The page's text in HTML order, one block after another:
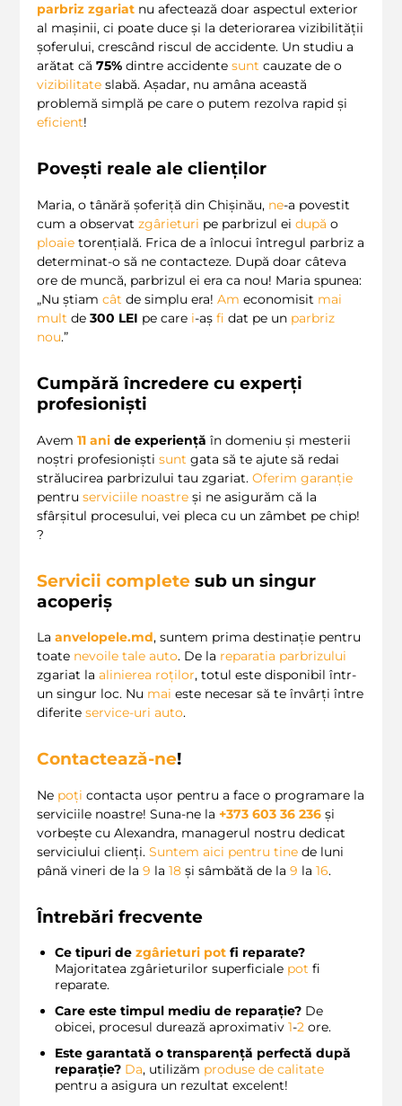
parbriz zgariat nu afectează doar aspectul exterior
al mașinii, ci poate duce și la deteriorarea vizibilității
șoferului, crescând riscul de accidente. Un studiu a
arătat că 75% dintre accidente sunt cauzate de o
vizibilitate slabă. Așadar, nu amâna această
problemă simplă pe care o putem rezolva rapid și
eficient!
Povești reale ale clienților
Maria, o tânără șoferiță din Chișinău, ne-a povestit
cum a observat zgârieturi pe parbrizul ei după o
ploaie torențială. Frica de a înlocui întregul parbriz a
determinat-o să ne contacteze. După doar câteva
ore de muncă, parbrizul ei era ca nou! Maria spunea:
„Nu știam cât de simplu era! Am economisit mai
mult de 300 LEI pe care i-aș fi dat pe un parbriz
nou.”
Cumpără încredere cu experți
profesioniști
Avem 11 ani de experiență în domeniu și mesterii
noștri profesioniști sunt gata să te ajute să redai
strălucirea parbrizului tau zgariat. Oferim garanție
pentru serviciile noastre și ne asigurăm că la
sfârșitul procesului, vei pleca cu un zâmbet pe chip!
?
Servicii complete sub un singur
acoperiș
La anvelopele.md, suntem prima destinație pentru
toate nevoile tale auto. De la reparatia parbrizului
zgariat la alinierea roților, totul este disponibil într-
un singur loc. Nu mai este necesar să te învârți între
diferite service-uri auto.
Contactează-ne!
Ne poți contacta ușor pentru a face o programare la
serviciile noastre! Suna-ne la +373 603 36 236 și
vorbește cu Alexandra, managerul nostru dedicat
serviciului clienți. Suntem aici pentru tine de luni
până vineri de la 9 la 18 și sâmbătă de la 9 la 16.
Întrebări frecvente
Ce tipuri de zgârieturi pot fi reparate?
Majoritatea zgârieturilor superficiale pot fi
reparate.
Care este timpul mediu de reparație? De
obicei, procesul durează aproximativ 1-2 ore.
Este garantată o transparență perfectă după
reparație? Da, utilizăm produse de calitate
pentru a asigura un rezultat excelent!